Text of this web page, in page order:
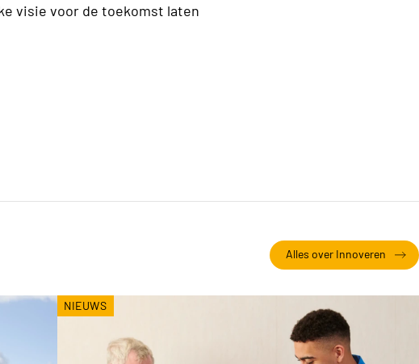
visie voor de toekomst laten
Alles over Innoveren
NIEUWS